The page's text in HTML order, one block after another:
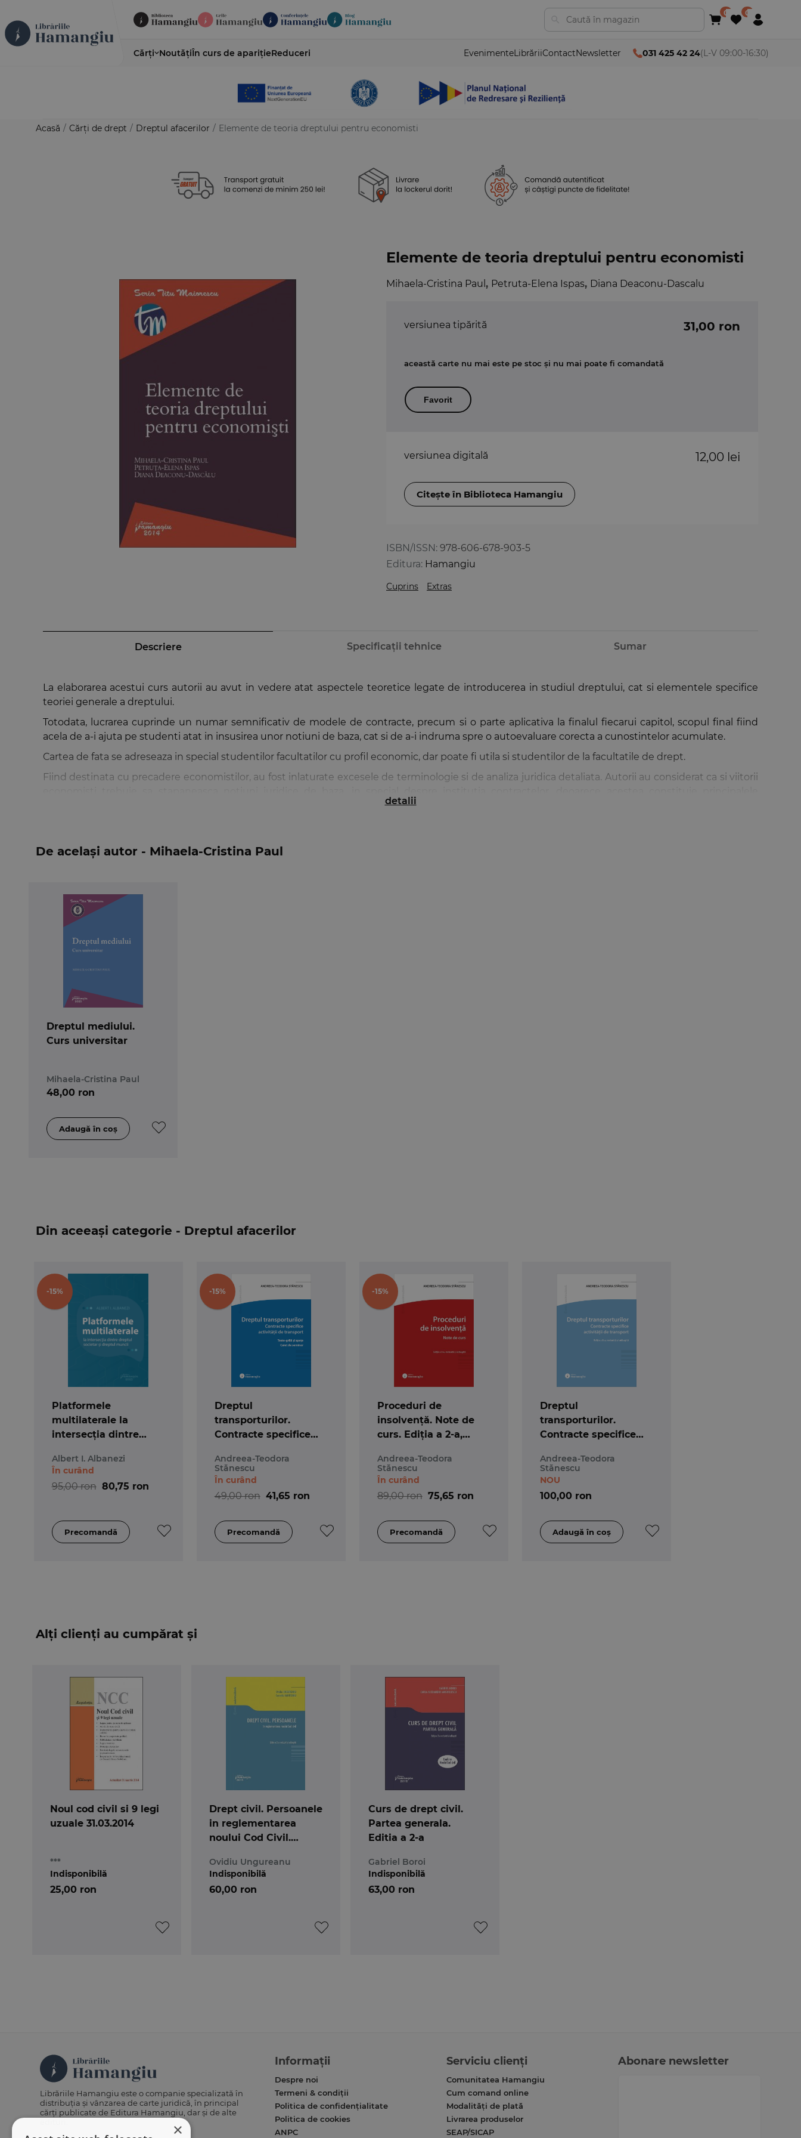
Cărți NoutățiÎn curs de aparițieReduceri EvenimenteLibrăriiContactNewsletter 031 425 42 24(L-V 09:00-16:30)
Acasă / Cărți de drept / Dreptul afacerilor / Elemente de teoria dreptului pentru economisti
Elemente de teoria dreptului pentru economisti
Mihaela-Cristina Paul , Petruta-Elena Ispas, Diana Deaconu-Dascalu
ISBN/ISSN: 978-606-678-903-5
Editura: Hamangiu
Cuprins Extras
versiunea tipărită 31,00 ron
această carte nu mai este pe stoc și nu mai poate fi comandată
Favorit
versiunea digitală 12,00 lei
Citește în Biblioteca Hamangiu
Descriere Specificații tehnice Sumar
La elaborarea acestui curs autorii au avut in vedere atat aspectele teoretice legate de introducerea in studiul dreptului, cat si elementele specifice
teoriei generale a dreptului.
Totodata, lucrarea cuprinde un numar semnificativ de modele de contracte, precum si o parte aplicativa la finalul fiecarui capitol, scopul final fiind
acela de a-i ajuta pe studenti atat in insusirea unor notiuni de baza, cat si de a-i indruma spre o autoevaluare corecta a cunostintelor acumulate.
Cartea de fata se adreseaza in special studentilor facultatilor cu profil economic, dar poate fi utila si studentilor de la facultatile de drept.
Fiind destinata cu precadere economistilor, au fost inlaturate excesele de terminologie si de analiza juridica detaliata. Autorii au considerat ca si viitorii
detalii
De același autor - Mihaela-Cristina Paul
Dreptul mediului.
Curs universitar
Mihaela-Cristina Paul
48,00 ron
Din aceeași categorie - Dreptul afacerilor
-15%
Platformele
multilaterale la
intersecția dintre
dreptul muncii
Albert I. Albanezi
95,00 ron 80,75 ron
În curând
-15%
Dreptul
transporturilor.
Contracte specifice
transport. Teste-grilă
și spețe. Caiet de
seminar
Andreea-Teodora
Stănescu
49,00 ron 41,65 ron
În curând
-15%
Proceduri de
insolvență. Note de
curs. Ediția a 2-a,
Andreea-Teodora
Stănescu
89,00 ron 75,65 ron
În curând
Dreptul
transporturilor.
Contracte specifice
transport. Ediția a 8-a
Andreea-Teodora
Stănescu
100,00 ron
NOU
Alți clienți au cumpărat și
Noul cod civil si 9 legi
uzuale 31.03.2014
***
25,00 ron
Indisponibilă
Drept civil. Persoanele
in reglementarea
noului Cod Civil.
Ovidiu Ungureanu
60,00 ron
Indisponibilă
Curs de drept civil.
Partea generala.
Editia a 2-a
Gabriel Boroi
63,00 ron
Indisponibilă
×
Librăriile Hamangiu este o companie specializată în
distribuția și vânzarea de carte juridică, în principal
cărți publicate de Editura Hamangiu, dar și de alte
Informații
Despre noi
Termeni & condiții
Politica de confidențialitate
Politica de cookies
ANPC
Serviciu clienți
Comunitatea Hamangiu
Cum comand online
Modalități de plată
Livrarea produselor
SEAP/SICAP
Abonare newsletter